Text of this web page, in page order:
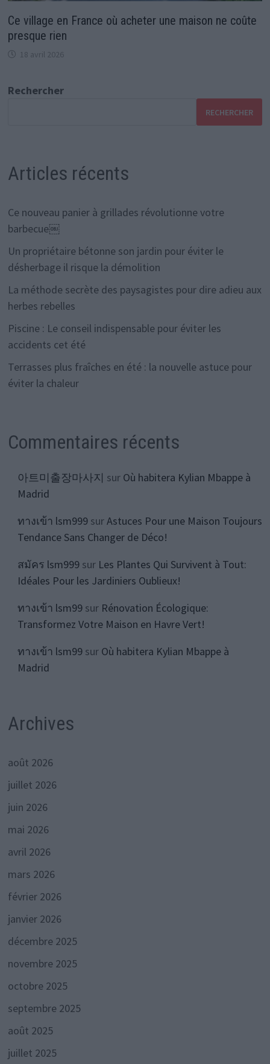
Ce village en France où acheter une maison ne coûte
presque rien
18 avril 2026
Rechercher
RECHERCHER
Articles récents
Ce nouveau panier à grillades révolutionne votre
barbecue￼
Un propriétaire bétonne son jardin pour éviter le
désherbage il risque la démolition
La méthode secrète des paysagistes pour dire adieu aux
herbes rebelles
Piscine : Le conseil indispensable pour éviter les
accidents cet été
Terrasses plus fraîches en été : la nouvelle astuce pour
éviter la chaleur
Commentaires récents
아트미출장마사지 sur Où habitera Kylian Mbappe à
Madrid
ทางเข้า lsm999surAstuces Pour une Maison Toujours
Tendance Sans Changer de Déco!
สมัคร lsm999sur Les Plantes Qui Survivent à Tout:
Idéales Pour les Jardiniers Oublieux!
ทางเข้า lsm99sur Rénovation Écologique:
Transformez Votre Maison en Havre Vert!
ทางเข้า lsm99sur Où habitera Kylian Mbappe à
Madrid
Archives
août 2026
juillet 2026
juin 2026
mai 2026
avril 2026
mars 2026
février 2026
janvier 2026
décembre 2025
novembre 2025
octobre 2025
septembre 2025
août 2025
juillet 2025